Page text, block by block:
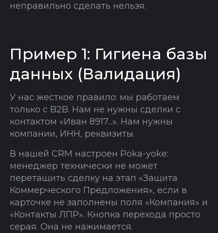
неправильно сделать нельзя.
Пример 1: Гигиена базы
данных (Валидация)
У нас жесткое правило: мы работаем
только с B2B. Нам не нужны сделки с
контактом «Иван 8917...». Нам нужны
компании, ИНН, реквизиты.
В нашей CRM настроен Poka-yoke:
менеджер технически не может
перетащить сделку на этап «Защита
Коммерческого Предложения», если в
карточке не заполнены поля «Компания» и
«Контакты ЛПР». Кнопка перехода просто
серая. Она не нажимается.